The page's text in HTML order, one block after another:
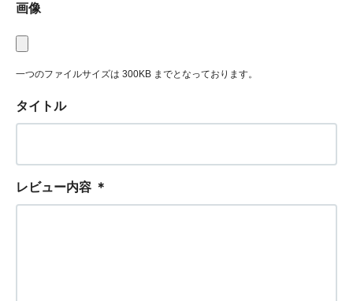
画像
一つのファイルサイズは 300KB までとなっております。
タイトル
レビュー内容 ＊